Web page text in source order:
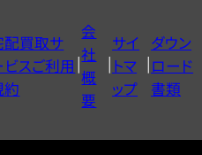
配買取サ
ビスご利用
約
会
社
概
要
サイ
トマ
ップ
ダウン
ロード
書類